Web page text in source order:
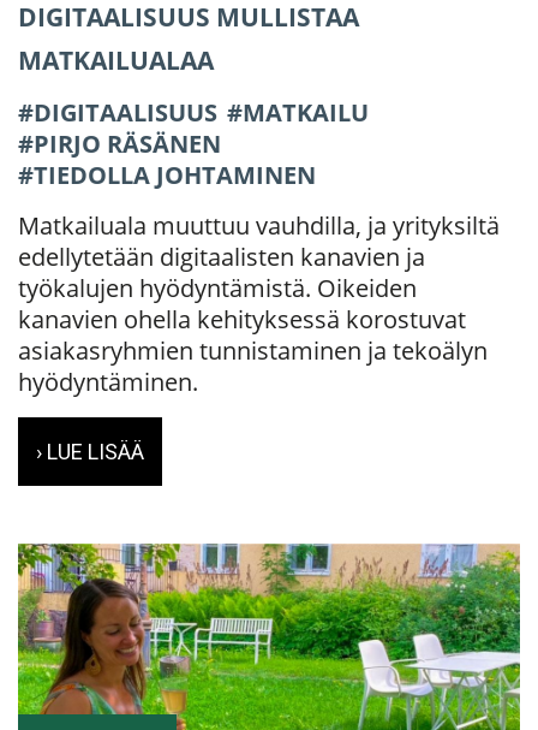
DIGITAALISUUS MULLISTAA
MATKAILUALAA
DIGITAALISUUS
MATKAILU
PIRJO RÄSÄNEN
TIEDOLLA JOHTAMINEN
Matkailuala muuttuu vauhdilla, ja yrityksiltä
edellytetään digitaalisten kanavien ja
työkalujen hyödyntämistä. Oikeiden
kanavien ohella kehityksessä korostuvat
asiakasryhmien tunnistaminen ja tekoälyn
hyödyntäminen.
› LUE LISÄÄ